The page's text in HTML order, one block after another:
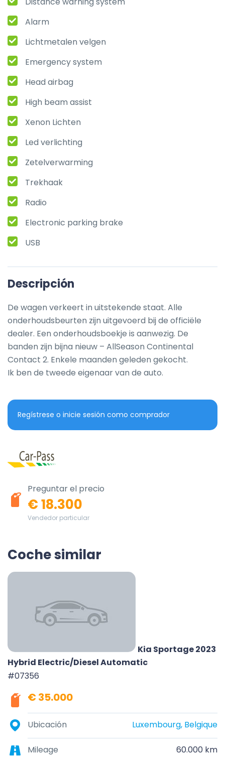
Alarm
Lichtmetalen velgen
Emergency system
Head airbag
High beam assist
Xenon Lichten
Led verlichting
Zetelverwarming
Trekhaak
Radio
Electronic parking brake
USB
Descripción
De wagen verkeert in uitstekende staat. Alle
onderhoudsbeurten zijn uitgevoerd bij de officiële
dealer. Een onderhoudsboekje is aanwezig. De
banden zijn bijna nieuw – AllSeason Continental
Contact 2. Enkele maanden geleden gekocht.
Ik ben de tweede eigenaar van de auto.
Regístrese o inicie sesión como comprador
Preguntar el precio
€ 18.300
Vendedor particular
Coche similar
Kia Sportage 2023
Hybrid Electric/Diesel Automatic
#07356
€ 35.000
Ubicación Luxembourg, Belgique
Mileage 60.000 km